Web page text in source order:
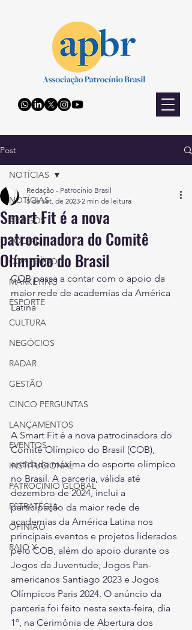
Post
NOTÍCIAS
ARTIGOS
SOCIAL
CONTEÚDO
MARKETING
ESPORTE
CULTURA
NEGÓCIOS
RADAR
GESTÃO
CINCO PERGUNTAS
LANÇAMENTOS
EVENTOS
INSTITUCIONAL
PATROCÍNIO GLOBAL
ESTRATÉGIA
OPINIÃO
RAIO X
NOTÍCIAS
Smart Fit é a nova
patrocinadora do Comitê
Olímpico do Brasil
Redação - Patrocinio Brasil
5 de set. de 2023 2 min de leitura
COB passa a contar com o apoio da
maior rede de academias da América
Latina
A Smart Fit é a nova patrocinadora do
Comitê Olímpico do Brasil (COB),
entidade máxima do esporte olímpico
no Brasil. A parceria, válida até
dezembro de 2024, inclui a
participação da maior rede de
academias da América Latina nos
principais eventos e projetos liderados
pelo COB, além do apoio durante os
Jogos da Juventude, Jogos Pan-
americanos Santiago 2023 e Jogos
Olímpicos Paris 2024. O anúncio da
parceria foi feito nesta sexta-feira, dia
1º, na Cerimônia de Abertura dos